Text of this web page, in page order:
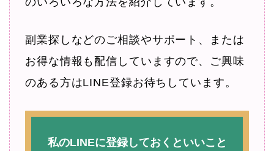
副業探しなどのご相談やサポート、または
お得な情報も配信していますので、ご興味
のある方はLINE登録お待ちしています。
私のLINEに登録しておくといいこと